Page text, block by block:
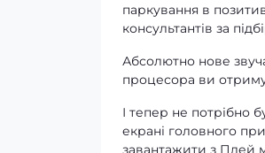
паркування в
консультантів за
Абсолютно нове
процесора ви
І тепер не потрібно
екрані головного
завантажити з Плей